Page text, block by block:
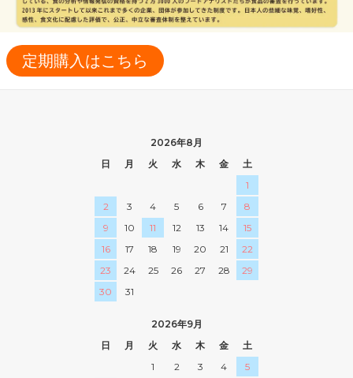
定期購入はこちら
2026年8月
日
月 火 水 木 金
土
1
2
3 4 5 6 7
8
9
10 11 12 13 14
15
16
17 18 19 20 21
22
23
24 25 26 27 28
29
30
31
2026年9月
日
月 火 水 木 金
土
1
2 3 4
5